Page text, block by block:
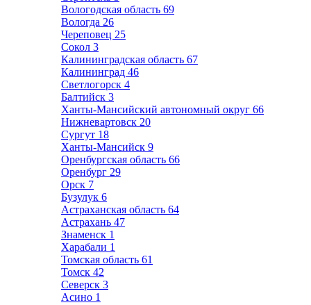
Вологодская область 69
Вологда 26
Череповец 25
Сокол 3
Калининградская область 67
Калининград 46
Светлогорск 4
Балтийск 3
Ханты-Мансийский автономный округ 66
Нижневартовск 20
Сургут 18
Ханты-Мансийск 9
Оренбургская область 66
Оренбург 29
Орск 7
Бузулук 6
Астраханская область 64
Астрахань 47
Знаменск 1
Харабали 1
Томская область 61
Томск 42
Северск 3
Асино 1